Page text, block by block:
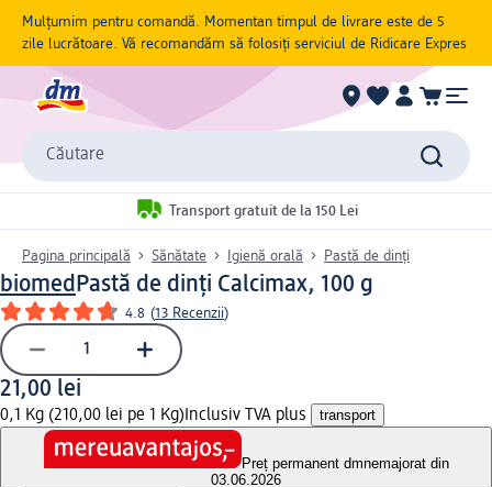
Mulțumim pentru comandă. Momentan timpul de livrare este de 5
zile lucrătoare. Vă recomandăm să folosiți serviciul de Ridicare Expres
Căutare
Transport gratuit de la 150 Lei
Pagina principală Sănătate Igienă orală Pastă de dinți
biomedPastă de dinți Calcimax, 100 g
4.8 (13 Recenzii)
21,00 lei
0,1 Kg (210,00 lei pe 1 Kg) Inclusiv TVA plus transport
Preț permanent dmnemajorat din
03.06.2026